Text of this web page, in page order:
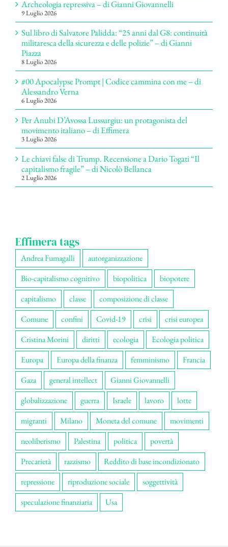
Archeologia repressiva – di Gianni Giovannelli
9 Luglio 2026
Sul libro di Salvatore Palidda: “25 anni dal G8: continuità
militaresca della sicurezza e delle polizie” – di Gianni
Piazza
8 Luglio 2026
#00 Apocalypse Prompt | Codice cammina con me – di
Alessandro Verna
6 Luglio 2026
Per Anubi D’Avossa Lussurgiu: un protagonista del
movimento italiano – di Effimera
3 Luglio 2026
Le chiavi false di Trump. Recensione a Dario Togati “Il
capitalismo fragile” – di Nicolò Bellanca
2 Luglio 2026
Effimera tags
Andrea Fumagalli
autorganizzazione
Bio-capitalismo cognitivo
biopolitica
biopotere
capitalismo
classe
composizione di classe
Comune
confini Covid-19 crisi
crisi europea
Cristina Morini
diritti ecologia
Ecologia politica
Europa
Europa della finanza femminismo
Francia
Gaza
general intellect
Gianni Giovannelli
globalizzazione
guerra Israele lavoro
lotte
migranti
Milano Moneta del comune
movimenti
neoliberismo
Palestina politica
povertà
Precarietà
razzismo
Reddito di base incondizionato
repressione
riproduzione sociale
soggettività
speculazione finanziaria
Usa